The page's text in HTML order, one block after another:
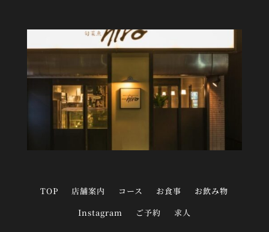
TOP 店舗案内 コース お食事
お飲み物
Instagram
ご予約 求人